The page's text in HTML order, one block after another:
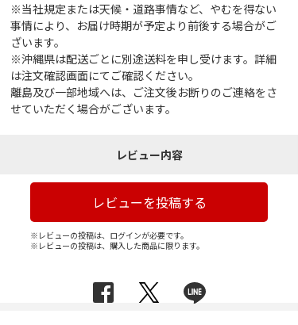
※当社規定または天候・道路事情など、やむを得ない
事情により、お届け時期が予定より前後する場合がご
ざいます。
※沖縄県は配送ごとに別途送料を申し受けます。詳細
は注文確認画面にてご確認ください。
離島及び一部地域へは、ご注文後お断りのご連絡をさ
せていただく場合がございます。
レビュー内容
レビューを投稿する
※レビューの投稿は、ログインが必要です。
※レビューの投稿は、購入した商品に限ります。